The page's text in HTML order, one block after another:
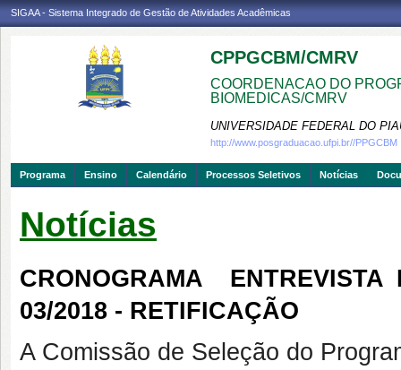
SIGAA - Sistema Integrado de Gestão de Atividades Acadêmicas
CPPGCBM/CMRV
COORDENACAO DO
BIOMEDICAS/CMRV
UNIVERSIDADE FEDERAL DO
http://www.posgraduacao.ufpi.br//PPGCBM
Programa Ensino Calendário Processos Seletivos Notícias
Notícias
CRONOGRAMA 
03/2018 - RETIFICAÇÃO
A Comissão de Seleção do